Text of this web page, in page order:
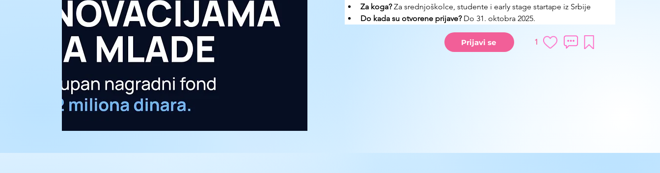
Za koga? Za srednjoškolce, studente i early stage startape iz Srbije
Do kada su otvorene prijave? Do 31. oktobra 2025.
Prijavi se 1